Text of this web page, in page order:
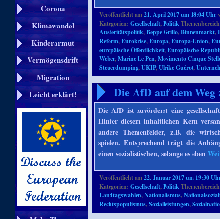
Corona
Klimawandel
Kinderarmut
Vermögensdrift
Migration
Leicht erklärt!
Veröffentlicht am21. April 2017 um 18:04 Uhr
Kategorien:Gesellschaft,Politik
Austeritätspolitik,Beppe Grillo,Binnenmarkt,
Reform,Eurokrise,Europa,Europa-Union,
europäische Öffentlichkeit,Europäische
Weber,Marine Le Pen,Movimento Cinque
Steuerdumping,UKIP,Ulrike Guérot,
Die AfD auf dem
Die AfD ist zuvörderst eine
Hinter diesem inhaltlichen Kern
andere Themenfelder, z.B. die
spielen. Entsprechend trägt die
einen sozialistischen, solange es eben
Veröffentlicht am22. Januar 2017 um 19:30
Kategorien:Gesellschaft,Politik
Landtagswahlen,Nationalismus,
Rechtspopulismus,Sozialleistungen,